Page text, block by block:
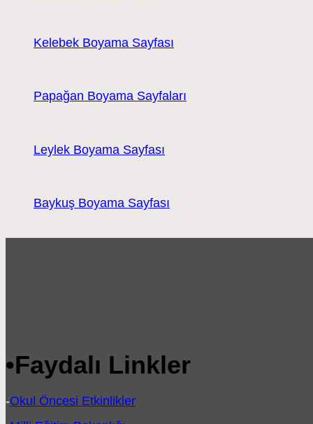
Kelebek Boyama Sayfası
Papağan Boyama Sayfaları
Leylek Boyama Sayfası
Baykuş Boyama Sayfası
•Faydalı Linkler
-Okul Öncesi Etkinlikler